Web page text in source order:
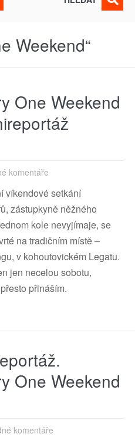
Weekend“
One Weekend
komentáře
víkendové setkání
zástupkyně něžného
kole nevyjímaje, se
na tradičním místě –
v kohoutovickém Legatu.
jen necelou sobotu,
přináším.
One Weekend
komentáře